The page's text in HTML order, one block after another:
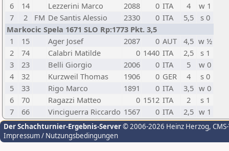
6
14 Lezzerini Marco 2088 0 ITA 4
w 1
7
2 FM De Santis Alessio 2330 0 ITA 5,5
s 0
Markocic Spela 1671 SLO Rp:1773 Pkt. 3,5
1
15 Ager Josef 2087 0 AUT 4,5 w ½
2
74 Calabri Matilde 0 1440 ITA 2,5
s 1
3
23 Belli Giorgio 2006 0 ITA 5
w 0
4
32 Kurzweil Thomas 1906 0 GER 4
s 0
5
33 Rigo Marco 1891 0 ITA 3,5 w 0
6
70 Ragazzi Matteo 0 1512 ITA 2
s 1
7
66 Vinciguerra Riccardo 1567 0 ITA 2,5 w 1
Der Schachturnier-Ergebnis-Server© 2006-2026 Heinz Herzog,
Impressum / Nutzungsbedingungen